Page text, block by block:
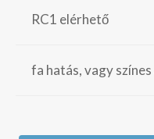
RC1 elérhető
fa hatás, vagy